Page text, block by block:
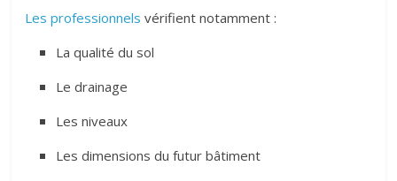
Les professionnels vérifient notamment :
La qualité du sol
Le drainage
Les niveaux
Les dimensions du futur bâtiment